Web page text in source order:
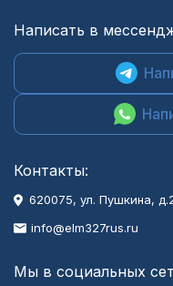
Написать в
Контакты:
620075, ул. Пушкина,
info@elm327rus.ru
Мы в социальных